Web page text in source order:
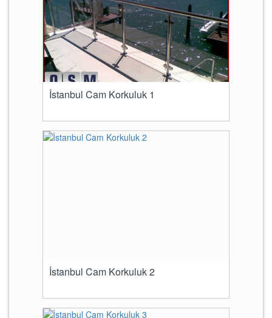
İstanbul Cam Korkuluk 1
İstanbul Cam Korkuluk 2